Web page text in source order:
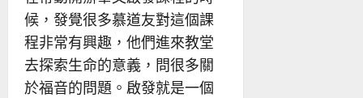
候，發覺很多慕道友對這個課
程非常有興趣，他們進來教堂
去探索生命的意義，問很多關
於福音的問題。啟發就是一個